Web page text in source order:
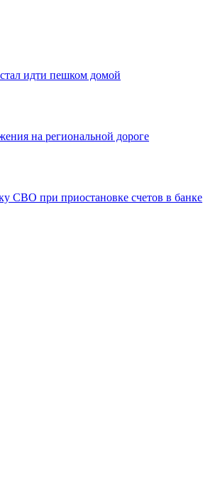
идти пешком домой
на региональной дороге
СВО при приостановке счетов в банке